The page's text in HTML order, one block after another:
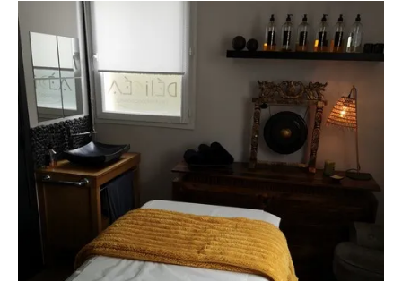
anti-âge
bien-être
cosmétique
boutique cadeaux